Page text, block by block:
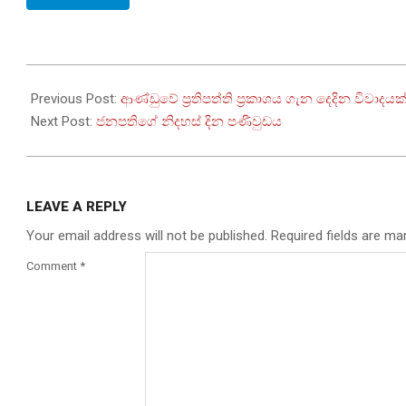
02-
03
Previous Post: ආණ්ඩුවේ ප්‍රතිපත්ති ප්‍රකාශය ගැන දෙදින විවාදයක්
Next Post: ජනපතිගේ නිදහස් දින පණිවුඩය
LEAVE A REPLY
Your email address will not be published. Required fields are
Comment *